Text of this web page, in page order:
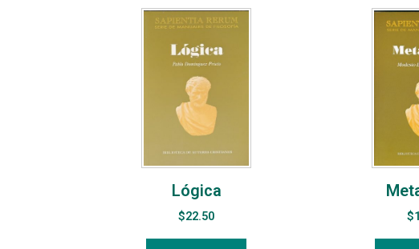
Lógica
$22.50 $